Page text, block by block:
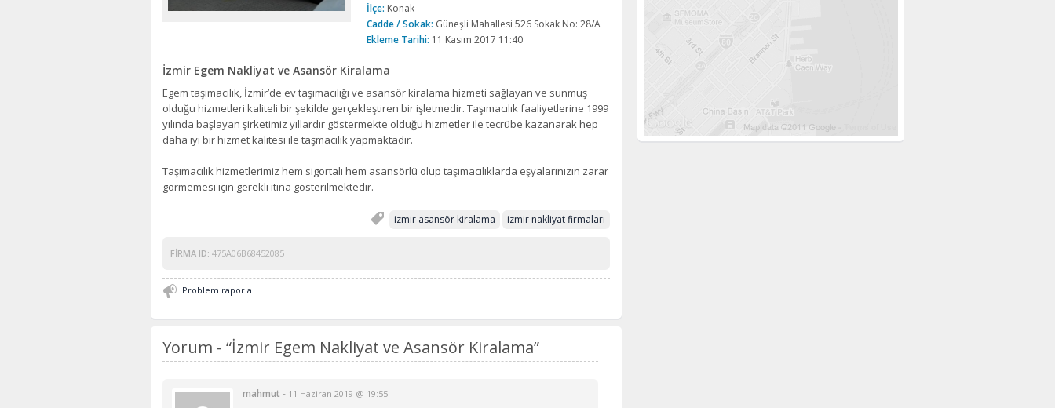
İlçe: Konak
Cadde / Sokak: Güneşli Mahallesi 526 Sokak No: 28/A
Ekleme Tarihi: 11 Kasım 2017 11:40
İzmir Egem Nakliyat ve Asansör Kiralama
Egem taşımacılık, İzmir’de ev taşımacılığı ve asansör kiralama hizmeti sağlayan ve sunmuş
olduğu hizmetleri kaliteli bir şekilde gerçekleştiren bir işletmedir. Taşımacılık faaliyetlerine 1999
yılında başlayan şirketimiz yıllardır göstermekte olduğu hizmetler ile tecrübe kazanarak hep
daha iyi bir hizmet kalitesi ile taşmacılık yapmaktadır.
Taşımacılık hizmetlerimiz hem sigortalı hem asansörlü olup taşımacılıklarda eşyalarınızın zarar
görmemesi için gerekli itina gösterilmektedir.
izmir asansör kiralama izmir nakliyat firmaları
FIRMA ID: 475A06B68452085
Problem raporla
Yorum - “İzmir Egem Nakliyat ve Asansör Kiralama”
mahmut - 11 Haziran 2019 @ 19:55